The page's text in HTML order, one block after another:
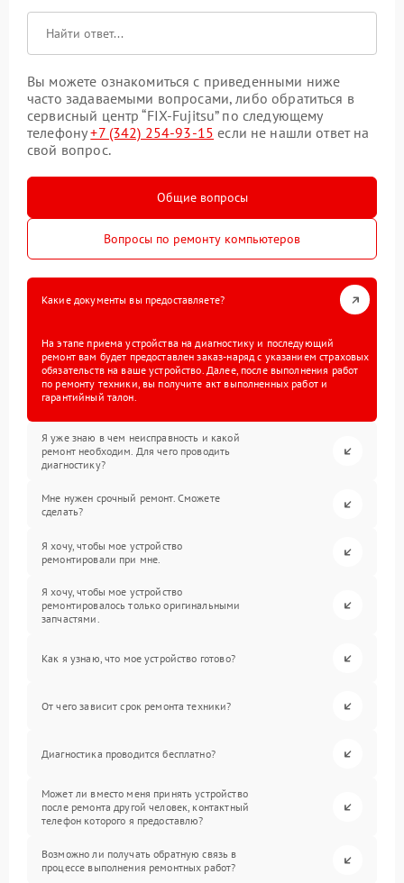
Вы можете ознакомиться с приведенными ниже
часто задаваемыми вопросами, либо обратиться в
сервисный центр “FIX-Fujitsu” по следующему
телефону+7 (342) 254-93-15 если не нашли ответ на
свой вопрос.
Общие вопросы
Вопросы по ремонту компьютеров
Какие документы вы предоставляете?
На этапе приема устройства на диагностику и последующий
ремонт вам будет предоставлен заказ-наряд с указанием страховых
обязательств на ваше устройство. Далее, после выполнения работ
по ремонту техники, вы получите акт выполненных работ и
гарантийный талон.
Я уже знаю в чем неисправность и какой
ремонт необходим. Для чего проводить
диагностику?
Мне нужен срочный ремонт. Сможете
сделать?
Я хочу, чтобы мое устройство
ремонтировали при мне.
Я хочу, чтобы мое устройство
ремонтировалось только оригинальными
запчастями.
Как я узнаю, что мое устройство готово?
От чего зависит срок ремонта техники?
Диагностика проводится бесплатно?
Может ли вместо меня принять устройство
после ремонта другой человек, контактный
телефон которого я предоставлю?
Возможно ли получать обратную связь в
процессе выполнения ремонтных работ?